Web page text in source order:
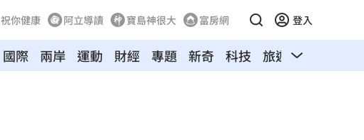
祝你健康 阿立導讀 寶島神很大 富房網 登入
國際 兩岸 運動 財經 專題 新奇 科技 旅遊 汽車